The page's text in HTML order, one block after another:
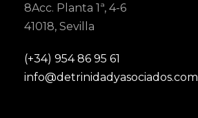
8Acc. Planta 1ª, 4-6
41018, Sevilla
(+34) 954 86 95 61
info@detrinidadyasociados.com